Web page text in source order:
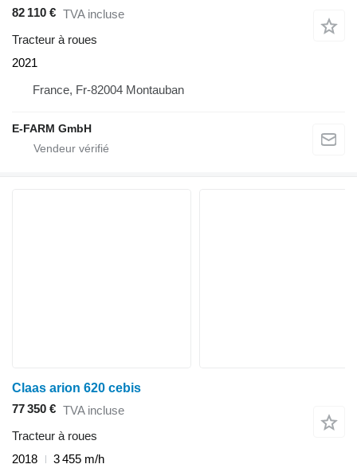
82 110 € TVA incluse
Tracteur à roues
2021
France, Fr-82004 Montauban
E-FARM GmbH
Claas arion 620 cebis
77 350 € TVA incluse
Tracteur à roues
2018
3 455 m/h